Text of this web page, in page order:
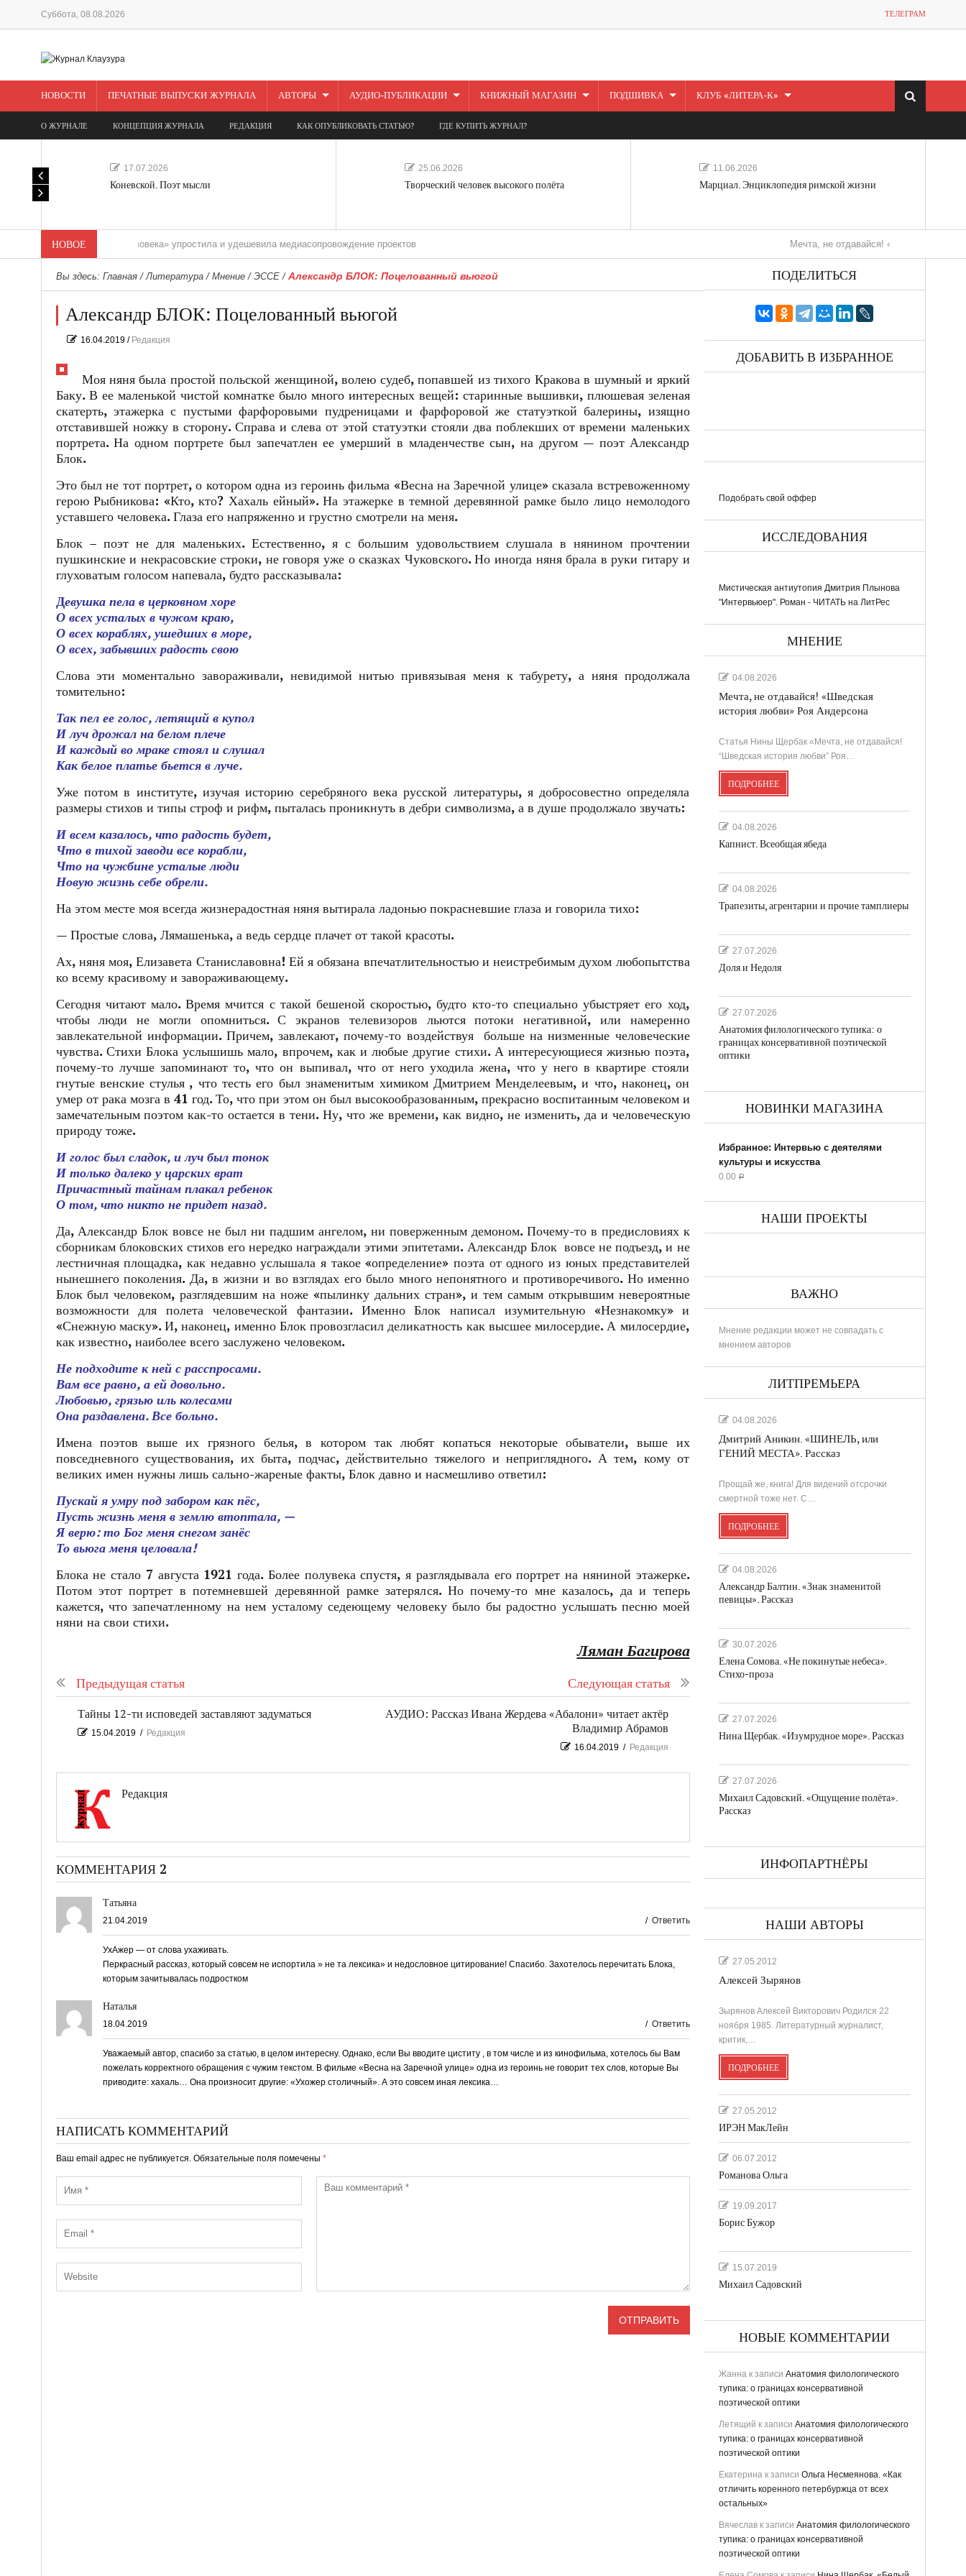
Суббота, 08.08.2026 ТЕЛЕГРАМ
НОВОСТИ ПЕЧАТНЫЕ ВЫПУСКИ ЖУРНАЛА АВТОРЫ АУДИО-ПУБЛИКАЦИИ КНИЖНЫЙ МАГАЗИН ПОДШИВКА КЛУБ «ЛИТЕРА-К»
О ЖУРНАЛЕ КОНЦЕПЦИЯ ЖУРНАЛА РЕДАКЦИЯ КАК ОПУБЛИКОВАТЬ СТАТЬЮ? ГДЕ КУПИТЬ ЖУРНАЛ?
17.07.2026
Коневской. Поэт мысли
25.06.2026
Творческий человек высокого полёта
11.06.2026
Марциал. Энциклопедия римской жизни
НОВОЕ
одного человека» упростила и удешевила медиасопровождение проектов Мечта, не отдавайся! «Шведская история
Вы здесь: Главная/ Литература/ Мнение/ ЭССЕ/ Александр БЛОК: Поцелованный вьюгой
Александр БЛОК: Поцелованный вьюгой
16.04.2019/ Редакция
Моя няня была простой польской женщиной, волею судеб, попавшей из тихого Кракова в шумный и яркий
Баку. В ее маленькой чистой комнатке было много интересных вещей: старинные вышивки, плюшевая зеленая
скатерть, этажерка с пустыми фарфоровыми пудреницами и фарфоровой же статуэткой балерины, изящно
отставившей ножку в сторону. Справа и слева от этой статуэтки стояли два поблекших от времени маленьких
портрета. На одном портрете был запечатлен ее умерший в младенчестве сын, на другом — поэт Александр
Блок.
Это был не тот портрет, о котором одна из героинь фильма «Весна на Заречной улице» сказала встревоженному
герою Рыбникова: «Кто, кто? Хахаль ейный». На этажерке в темной деревянной рамке было лицо немолодого
уставшего человека. Глаза его напряженно и грустно смотрели на меня.
Блок – поэт не для маленьких. Естественно, я с большим удовольствием слушала в нянином прочтении
пушкинские и некрасовские строки, не говоря уже о сказках Чуковского. Но иногда няня брала в руки гитару и
глуховатым голосом напевала, будто рассказывала:
Девушка пела в церковном хоре
О всех усталых в чужом краю,
О всех кораблях, ушедших в море,
О всех, забывших радость свою
Слова эти моментально завораживали, невидимой нитью привязывая меня к табурету, а няня продолжала
томительно:
Так пел ее голос, летящий в купол
И луч дрожал на белом плече
И каждый во мраке стоял и слушал
Как белое платье бьется в луче.
Уже потом в институте, изучая историю серебряного века русской литературы, я добросовестно определяла
размеры стихов и типы строф и рифм, пыталась проникнуть в дебри символизма, а в душе продолжало звучать:
И всем казалось, что радость будет,
Что в тихой заводи все корабли,
Что на чужбине усталые люди
Новую жизнь себе обрели.
На этом месте моя всегда жизнерадостная няня вытирала ладонью покрасневшие глаза и говорила тихо:
— Простые слова, Лямашенька, а ведь сердце плачет от такой красоты.
Ах, няня моя, Елизавета Станиславовна! Ей я обязана впечатлительностью и неистребимым духом любопытства
ко всему красивому и завораживающему.
Сегодня читают мало. Время мчится с такой бешеной скоростью, будто кто-то специально убыстряет его ход,
чтобы люди не могли опомниться. С экранов телевизоров льются потоки негативной, или намеренно
завлекательной информации. Причем, завлекают, почему-то воздействуя больше на низменные человеческие
чувства. Стихи Блока услышишь мало, впрочем, как и любые другие стихи. А интересующиеся жизнью поэта,
почему-то лучше запоминают то, что он выпивал, что от него уходила жена, что у него в квартире стояли
гнутые венские стулья , что тесть его был знаменитым химиком Дмитрием Менделеевым, и что, наконец, он
умер от рака мозга в 41 год. То, что при этом он был высокообразованным, прекрасно воспитанным человеком и
замечательным поэтом как-то остается в тени. Ну, что же времени, как видно, не изменить, да и человеческую
природу тоже.
И голос был сладок, и луч был тонок
И только далеко у царских врат
Причастный тайнам плакал ребенок
О том, что никто не придет назад.
Да, Александр Блок вовсе не был ни падшим ангелом, ни поверженным демоном. Почему-то в предисловиях к
сборникам блоковских стихов его нередко награждали этими эпитетами. Александр Блок вовсе не подъезд, и не
лестничная площадка, как недавно услышала я такое «определение» поэта от одного из юных представителей
нынешнего поколения. Да, в жизни и во взглядах его было много непонятного и противоречивого. Но именно
Блок был человеком, разглядевшим на ноже «пылинку дальних стран», и тем самым открывшим невероятные
возможности для полета человеческой фантазии. Именно Блок написал изумительную «Незнакомку» и
«Снежную маску». И, наконец, именно Блок провозгласил деликатность как высшее милосердие. А милосердие,
как известно, наиболее всего заслужено человеком.
Не подходите к ней с расспросами.
Вам все равно, а ей довольно.
Любовью, грязью иль колесами
Она раздавлена. Все больно.
Имена поэтов выше их грязного белья, в котором так любят копаться некоторые обыватели, выше их
повседневного существования, их быта, подчас, действительно тяжелого и неприглядного. А тем, кому от
великих имен нужны лишь сально-жареные факты, Блок давно и насмешливо ответил:
Пускай я умру под забором как пёс,
Пусть жизнь меня в землю втоптала, —
Я верю: то Бог меня снегом занёс
То вьюга меня целовала!
Блока не стало 7 августа 1921 года. Более полувека спустя, я разглядывала его портрет на няниной этажерке.
Потом этот портрет в потемневшей деревянной рамке затерялся. Но почему-то мне казалось, да и теперь
кажется, что запечатленному на нем усталому седеющему человеку было бы радостно услышать песню моей
няни на свои стихи.
Ляман Багирова
Предыдущая статья Следующая статья
Тайны 12-ти исповедей заставляют задуматься
15.04.2019 / Редакция
АУДИО: Рассказ Ивана Жердева «Абалони» читает актёр
Владимир Абрамов
16.04.2019 / Редакция
Редакция
КОММЕНТАРИЯ 2
Татьяна
21.04.2019 / Ответить
УхАжер — от слова ухаживать.
Перкрасный рассказ, который совсем не испортила » не та лексика» и недословное цитирование! Спасибо. Захотелось перечитать Блока,
которым зачитывалась подростком
Наталья
18.04.2019 / Ответить
Уважаемый автор, спасибо за статью, в целом интересну. Однако, если Вы вводите циститу , в том числе и из кинофильма, хотелось бы Вам
пожелать корректного обращения с чужим текстом. В фильме «Весна на Заречной улице» одна из героинь не говорит тех слов, которые Вы
приводите: хахаль… Она произносит другие: «Ухожер столичный». А это совсем иная лексика…
НАПИСАТЬ КОММЕНТАРИЙ
Ваш email адрес не публикуется. Обязательные поля помечены *
ПОДЕЛИТЬСЯ
ДОБАВИТЬ В ИЗБРАННОЕ
Подобрать свой оффер
ИССЛЕДОВАНИЯ
Мистическая антиутопия Дмитрия Плынова
"Интервьюер". Роман - ЧИТАТЬ на ЛитРес
МНЕНИЕ
04.08.2026
Мечта, не отдавайся! «Шведская
история любви» Роя Андерсона
Статья Нины Щербак «Мечта, не отдавайся!
“Шведская история любви” Роя…
ПОДРОБНЕЕ
04.08.2026
Капнист. Всеобщая ябеда
04.08.2026
Трапезиты, агрентарии и прочие тамплиеры
27.07.2026
Доля и Недоля
27.07.2026
Анатомия филологического тупика: о
границах консервативной поэтической
оптики
НОВИНКИ МАГАЗИНА
Избранное: Интервью с деятелями
культуры и искусства
0.00 Р
НАШИ ПРОЕКТЫ
ВАЖНО
Мнение редакции может не совпадать с
мнением авторов
ЛИТПРЕМЬЕРА
04.08.2026
Дмитрий Аникин. «ШИНЕЛЬ, или
ГЕНИЙ МЕСТА». Рассказ
Прощай же, книга! Для видений отсрочки
смертной тоже нет. С…
ПОДРОБНЕЕ
04.08.2026
Александр Балтин. «Знак знаменитой
певицы». Рассказ
30.07.2026
Елена Сомова. «Не покинутые небеса».
Стихо-проза
27.07.2026
Нина Щербак. «Изумрудное море». Рассказ
27.07.2026
Михаил Садовский. «Ощущение полёта».
Рассказ
ИНФОПАРТНЁРЫ
НАШИ АВТОРЫ
27.05.2012
Алексей Зырянов
Зырянов Алексей Викторович Родился 22
ноября 1985. Литературный журналист,
критик,…
ПОДРОБНЕЕ
27.05.2012
ИРЭН МакЛейн
06.07.2012
Романова Ольга
19.09.2017
Борис Бужор
15.07.2019
Михаил Садовский
НОВЫЕ КОММЕНТАРИИ
Жаннак записи Анатомия филологического
тупика: о границах консервативной
поэтической оптики
Летящий к записи Анатомия филологического
тупика: о границах консервативной
поэтической оптики
Екатеринак записи Ольга Несмеянова. «Как
отличить коренного петербуржца от всех
остальных»
Вячеславк записи Анатомия филологического
тупика: о границах консервативной
поэтической оптики